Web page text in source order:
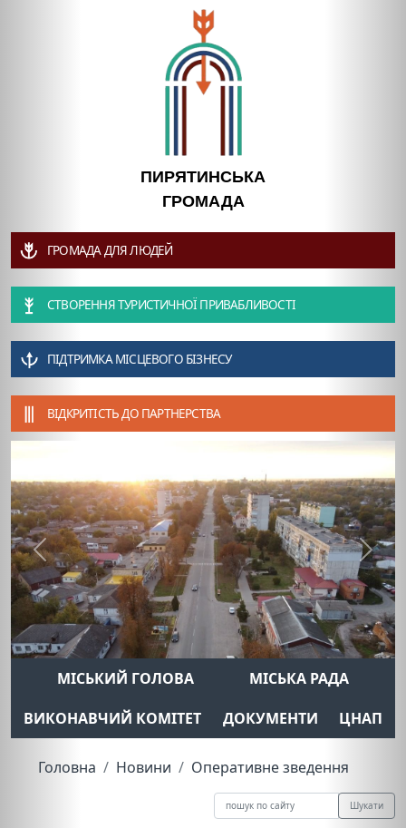
ПИРЯТИНСЬКА
ГРОМАДА
ГРОМАДА ДЛЯ ЛЮДЕЙ
СТВОРЕННЯ ТУРИСТИЧНОЇ ПРИВАБЛИВОСТІ
ПІДТРИМКА МІСЦЕВОГО БІЗНЕСУ
ВІДКРИТІСТЬ ДО ПАРТНЕРСТВА
Previous Next
МІСЬКИЙ ГОЛОВА
МІСЬКА РАДА
ВИКОНАВЧИЙ КОМІТЕТ
ДОКУМЕНТИ ЦНАП
Головна Новини Оперативне зведення
Шукати